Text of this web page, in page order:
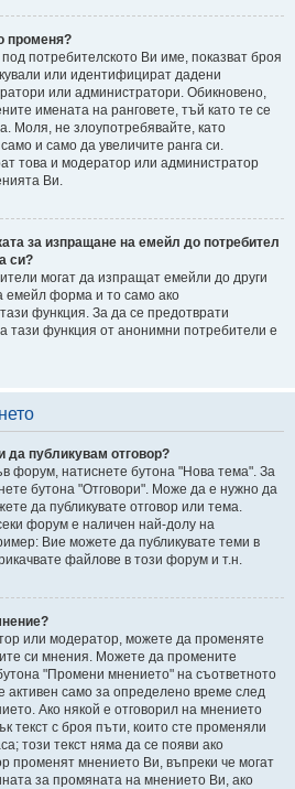
променя?
потребителското Ви име, показват броя
или идентифицират дадени
или администратори. Обикновено,
имената на ранговете, тъй като те се
Моля, не злоупотребявайте, като
и само да увеличите ранга си.
това и модератор или администратор
Ви.
за изпращане на емейл до потребител
си?
могат да изпращат емейли до други
емейл форма и то само ако
функция. За да се предотврати
тази функция от анонимни потребители е
да публикувам отговор?
форум, натиснете бутона "Нова тема". За
бутона "Отговори". Може да е нужно да
да публикувате отговор или тема.
форум е наличен най-долу на
Вие можете да публикувате теми в
файлове в този форум и т.н.
или модератор, можете да променяте
си мнения. Можете да промените
"Промени мнението" на съответното
активен само за определено време след
Ако някой е отговорил на мнението
текст с броя пъти, които сте променяли
този текст няма да се появи ако
променят мнението Ви, въпреки че могат
за промяната на мнението Ви, ако